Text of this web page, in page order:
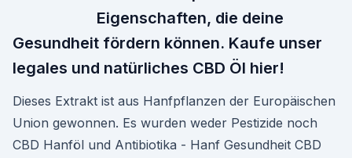
Eigenschaften, die deine
Gesundheit fördern können. Kaufe unser
legales und natürliches CBD Öl hier!
Dieses Extrakt ist aus Hanfpflanzen der Europäischen
Union gewonnen. Es wurden weder Pestizide noch
CBD Hanföl und Antibiotika - Hanf Gesundheit CBD